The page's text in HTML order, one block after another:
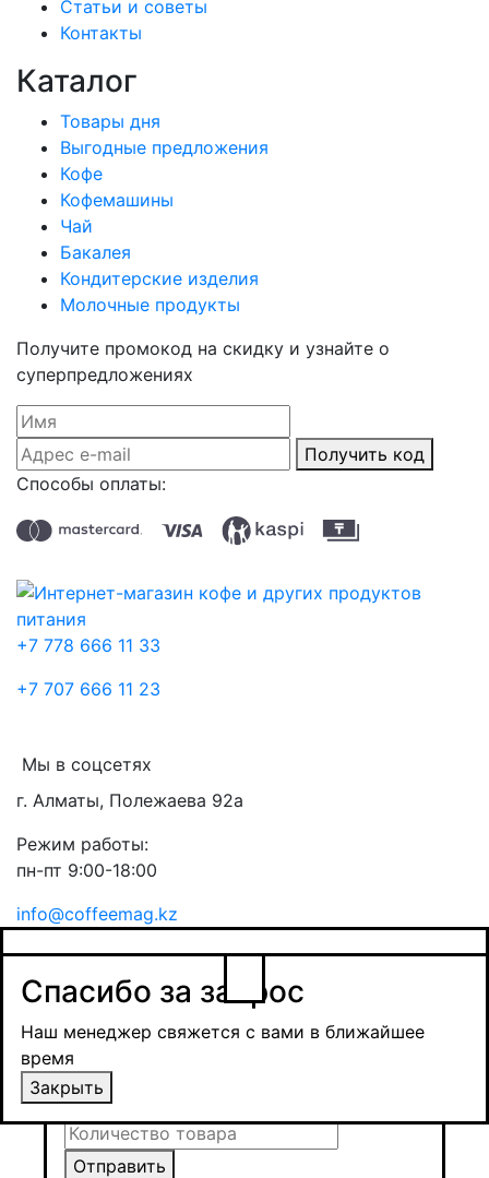
Статьи и советы
Контакты
Каталог
Товары дня
Выгодные предложения
Кофе
Кофемашины
Чай
Бакалея
Кондитерские изделия
Молочные продукты
Получите промокод на скидку и узнайте о
суперпредложениях
Получить код
Способы оплаты:
+7 778 666 11 33
+7 707 666 11 23
Мы в соцсетях
г. Алматы, Полежаева 92а
Режим работы:
пн-пт 9:00-18:00
info@coffeemag.kz
Заказ товара
Уведомить о поступлении
Спасибо за заявку
Наш менеджер свяжется с вами в ближайшее
время и обсудит сроки поставки и условия
оплаты
Закрыть
Получить оптовую цену
Отправить
Спасибо за запрос
Наш менеджер свяжется с вами в ближайшее
время
Закрыть